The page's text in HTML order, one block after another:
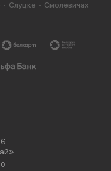
Слуцке
Смолевичах